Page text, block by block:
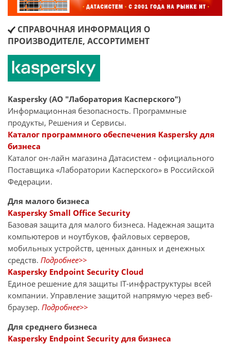
СПРАВОЧНАЯ ИНФОРМАЦИЯ О
ПРОИЗВОДИТЕЛЕ, АССОРТИМЕНТ
Kaspersky (АО "Лаборатория Касперского")
Информационная безопасность. Программные
продукты, Решения и Сервисы.
Каталог программного обеспечения Kaspersky для
бизнеса
Каталог он-лайн магазина Датасиcтем - официального
Поставщика «Лаборатории Касперского» в Российской
Федерации.
Для малого бизнеса
Kaspersky Small Office Security
Базовая защита для малого бизнеса. Надежная защита
компьютеров и ноутбуков, файловых серверов,
мобильных устройств, ценных данных и денежных
средств. Подробнее>>
Kaspersky Endpoint Security Cloud
Единое решение для защиты IT-инфраструктуры всей
компании. Управление защитой напрямую через веб-
браузер. Подробнее>>
Для среднего бизнеса
Kaspersky Endpoint Security для бизнеса